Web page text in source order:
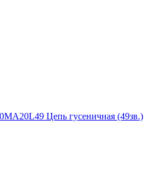
Цепь гусеничная (49зв.)